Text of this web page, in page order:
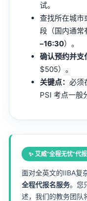
试。
查找所在城市
段（国内通常
–16:30）。
确认预约并支
$505）。
关键点： 必须
PSI 考点一般
✨ 艾威“全程无忧”代
面对全英文的IIBA复
全程代报名服务。您
述，我们的教务团队